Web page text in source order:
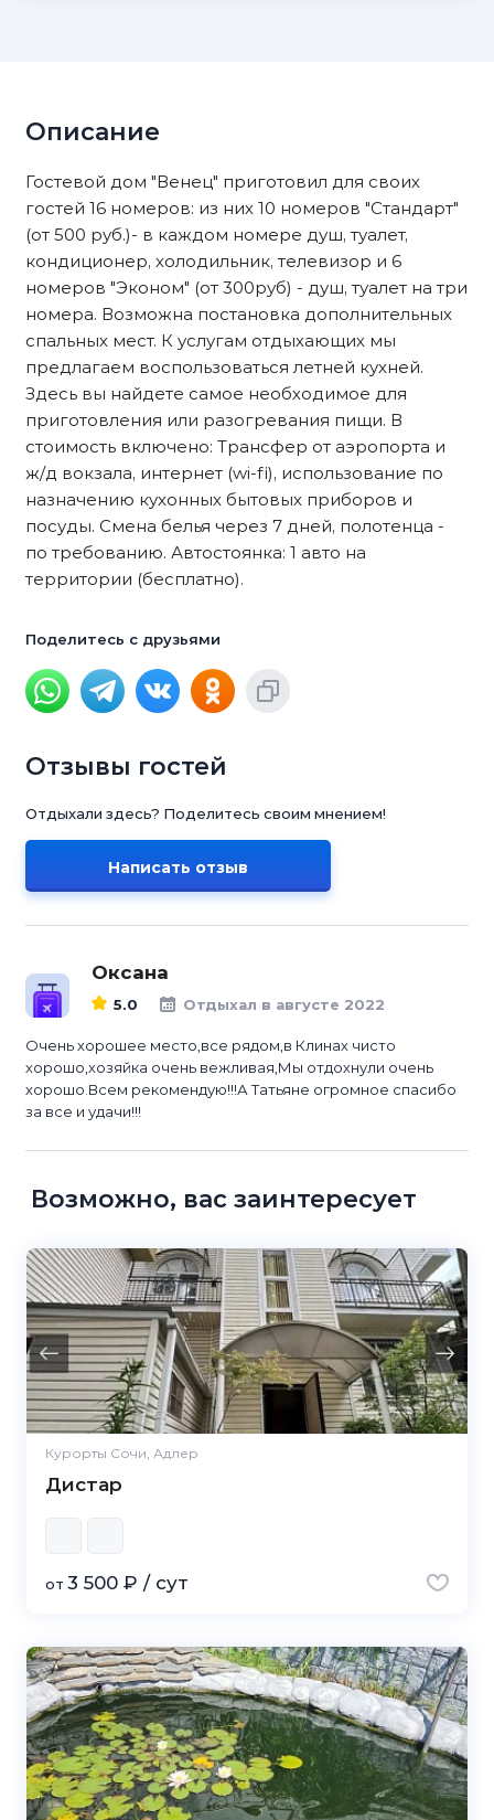
Описание
Гостевой дом "Венец" приготовил для своих
гостей 16 номеров: из них 10 номеров "Стандарт"
(от 500 руб.)- в каждом номере душ, туалет,
кондиционер, холодильник, телевизор и 6
номеров "Эконом" (от 300руб) - душ, туалет на три
номера. Возможна постановка дополнительных
спальных мест. К услугам отдыхающих мы
предлагаем воспользоваться летней кухней.
Здесь вы найдете самое необходимое для
приготовления или разогревания пищи. В
стоимость включено: Трансфер от аэропорта и
ж/д вокзала, интернет (wi-fi), использование по
назначению кухонных бытовых приборов и
посуды. Смена белья через 7 дней, полотенца -
по требованию. Автостоянка: 1 авто на
территории (бесплатно).
Поделитесь с друзьями
Отзывы гостей
Отдыхали здесь? Поделитесь своим мнением!
Написать отзыв
Оксана
5.0 Отдыхал в августе 2022
Очень хорошее место,все рядом,в Клинах чисто
хорошо,хозяйка очень вежливая,Мы отдохнули очень
хорошо.Всем рекомендую!!!А Татьяне огромное спасибо
за все и удачи!!!
Возможно, вас заинтересует
Курорты Сочи, Адлер
Дистар
от 3 500 ₽ / сут